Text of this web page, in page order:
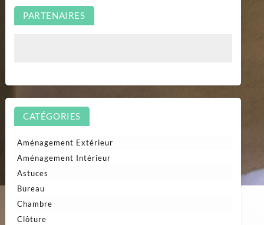
PARTENAIRES
CATÉGORIES
Aménagement Extérieur
Aménagement Intérieur
Astuces
Bureau
Chambre
Clôture